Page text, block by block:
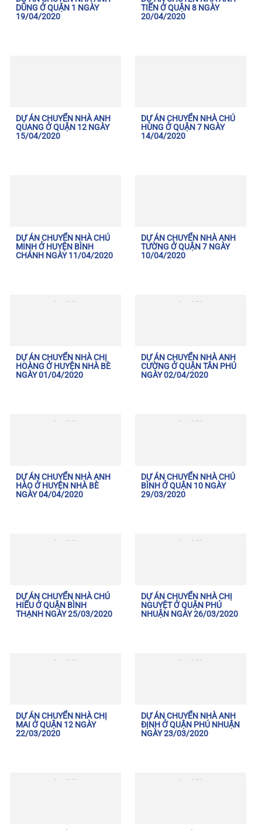
DŨNG Ở QUẬN 1 NGÀY
19/04/2020
TIẾN Ở QUẬN 8 NGÀY
20/04/2020
DỰ ÁN CHUYỂN NHÀ ANH
QUANG Ở QUẬN 12 NGÀY
15/04/2020
DỰ ÁN CHUYỂN NHÀ CHÚ
HÙNG Ở QUẬN 7 NGÀY
14/04/2020
DỰ ÁN CHUYỂN NHÀ CHÚ
MINH Ở HUYỆN BÌNH
CHÁNH NGÀY 11/04/2020
DỰ ÁN CHUYỂN NHÀ ANH
TƯỜNG Ở QUẬN 7 NGÀY
10/04/2020
DỰ ÁN CHUYỂN NHÀ CHỊ
HOÀNG Ở HUYỆN NHÀ BÈ
NGÀY 01/04/2020
DỰ ÁN CHUYỂN NHÀ ANH
CƯỜNG Ở QUẬN TÂN PHÚ
NGÀY 02/04/2020
DỰ ÁN CHUYỂN NHÀ ANH
HÀO Ở HUYỆN NHÀ BÈ
NGÀY 04/04/2020
DỰ ÁN CHUYỂN NHÀ CHÚ
BÌNH Ở QUẬN 10 NGÀY
29/03/2020
DỰ ÁN CHUYỂN NHÀ CHÚ
HIẾU Ở QUẬN BÌNH
THẠNH NGÀY 25/03/2020
DỰ ÁN CHUYỂN NHÀ CHỊ
NGUYỆT Ở QUẬN PHÚ
NHUẬN NGÀY 26/03/2020
DỰ ÁN CHUYỂN NHÀ CHỊ
MAI Ở QUẬN 12 NGÀY
22/03/2020
DỰ ÁN CHUYỂN NHÀ ANH
ĐỊNH Ở QUẬN PHÚ NHUẬN
NGÀY 23/03/2020